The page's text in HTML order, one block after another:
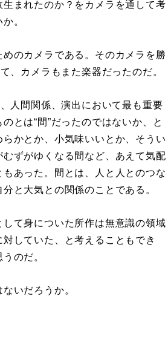
まれたのか？をカメラを通して考
。
のカメラである。そのカメラを勝
、カメラもまた楽器だったのだ。
人間関係、演出において最も重要
とは“間”だったのではないか、と
かとか、小気味いいとか、そうい
ずがゆくなる間など、あえて気配
あった。間とは、人と人とのつな
と大気との関係のことである。
て身についた所作は無意識の領域
していた、と考えることもでき
のだ。
いだろうか。